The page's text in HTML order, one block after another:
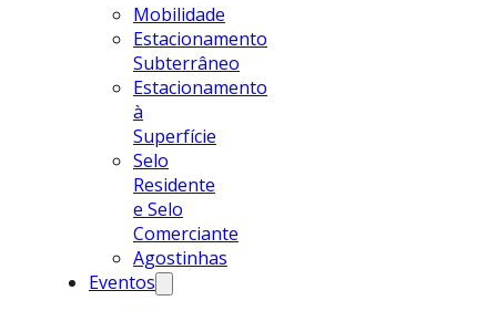
Mobilidade
Estacionamento
Subterrâneo
Estacionamento
à
Superfície
Selo
Residente
e Selo
Comerciante
Agostinhas
Eventos